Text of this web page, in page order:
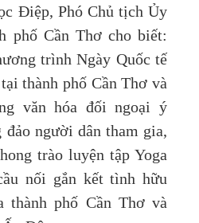
Điệp, Phó Chủ tịch Ủy
phố Cần Thơ cho biết:
trình Ngày Quốc tế
thành phố Cần Thơ và
văn hóa đối ngoại ý
đảo người dân tham gia,
trào luyện tập Yoga
nối gắn kết tình hữu
thành phố Cần Thơ và